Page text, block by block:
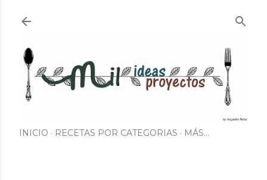
INICIO RECETAS POR CATEGORIAS MÁS…